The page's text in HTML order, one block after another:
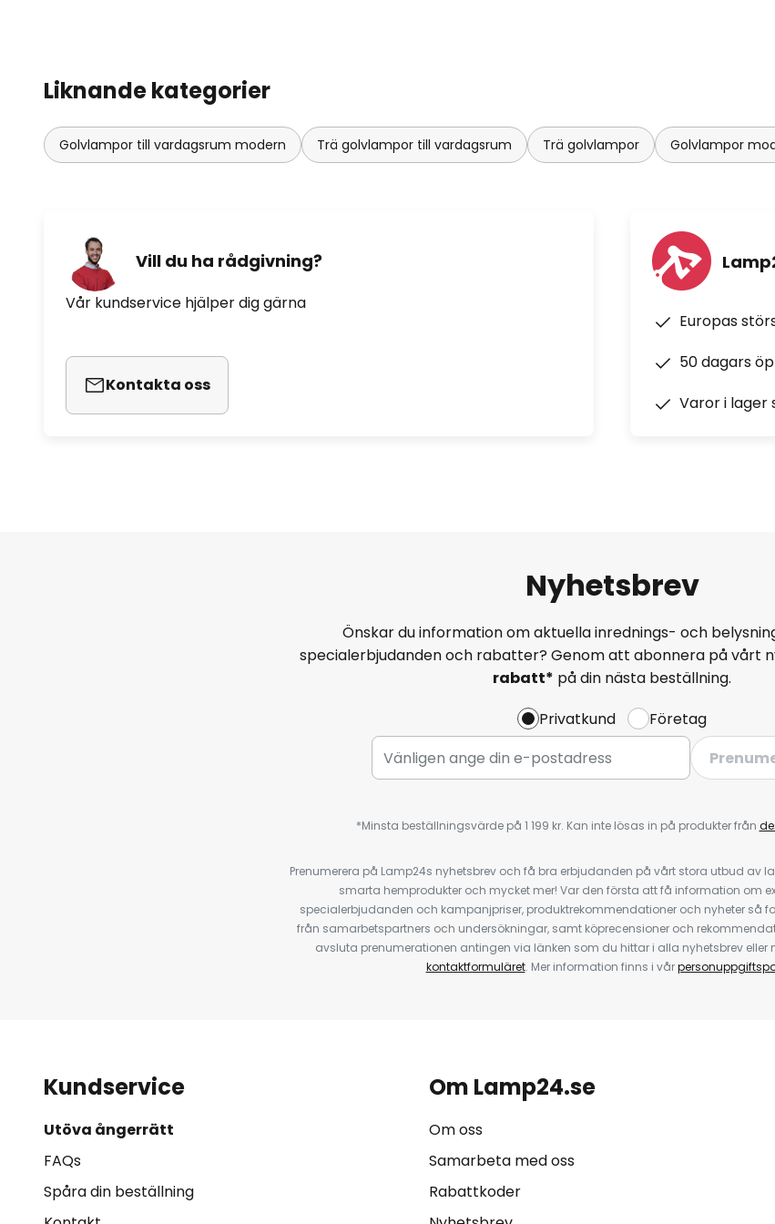
Liknande kategorier
Golvlampor till vardagsrum modern Trä golvlampor till vardagsrum Trä golvlampor Golvlampor
Vill du ha rådgivning?
Vår kundservice hjälper dig gärna
Kontakta oss
Europas
50 dagars
Varor i lager
Nyhetsbrev
Önskar du information om aktuella inrednings- och
specialerbjudanden och rabatter? Genom att abonnera på vårt
rabatt* på din nästa beställning.
Privatkund
Företag
*Minsta beställningsvärde på 1 199 kr. Kan inte lösas in på produkter från
Prenumerera på Lamp24s nyhetsbrev och få bra erbjudanden på vårt stora utbud av
smarta hemprodukter och mycket mer! Var den första att få information om
specialerbjudanden och kampanjpriser, produktrekommendationer och nyheter så
från samarbetspartners och undersökningar, samt köprecensioner och
avsluta prenumerationen antingen via länken som du hittar i alla nyhetsbrev
kontaktformuläret. Mer information finns i vår
Kundservice
Utöva ångerrätt
FAQs
Spåra din beställning
Om Lamp24.se
Om oss
Samarbeta med oss
Rabattkoder